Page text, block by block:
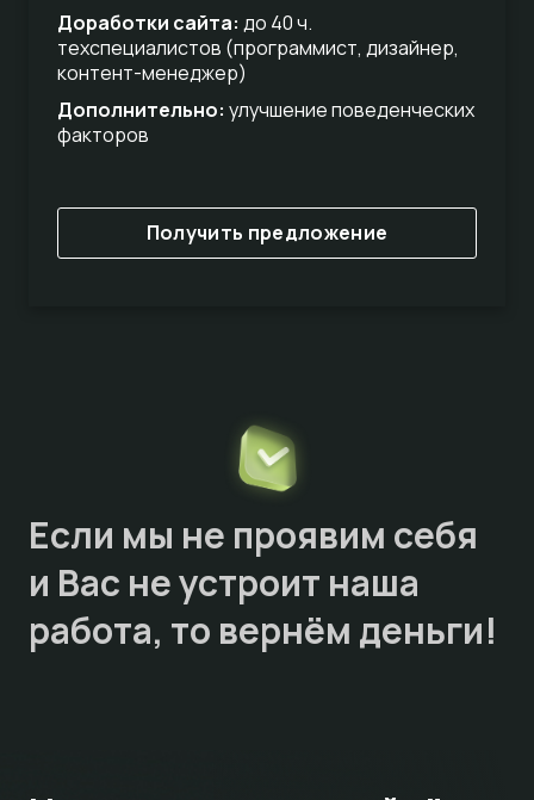
Доработки сайта: до 40 ч.
техспециалистов (программист, дизайнер,
контент-менеджер)
Дополнительно: улучшение поведенческих
факторов
Получить предложение
Если мы не проявим себя
и Вас не устроит наша
работа, то вернём деньги!